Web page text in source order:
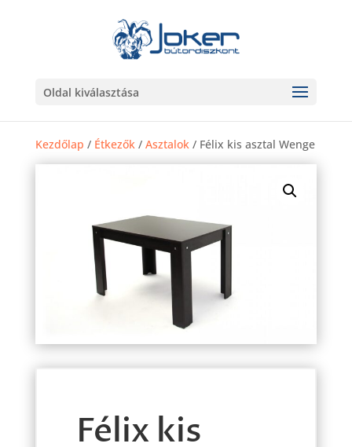
Oldal kiválasztása
Kezdőlap / Étkezők/ Asztalok/ Félix kis asztal Wenge
Félix kis